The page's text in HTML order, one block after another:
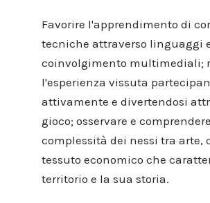
Favorire l'apprendimento di
tecniche attraverso linguaggi
coinvolgimento multimediali;
l'esperienza vissuta
attivamente e divertendosi
gioco; osservare e
complessità dei nessi tra arte,
tessuto economico che
territorio e la sua storia.